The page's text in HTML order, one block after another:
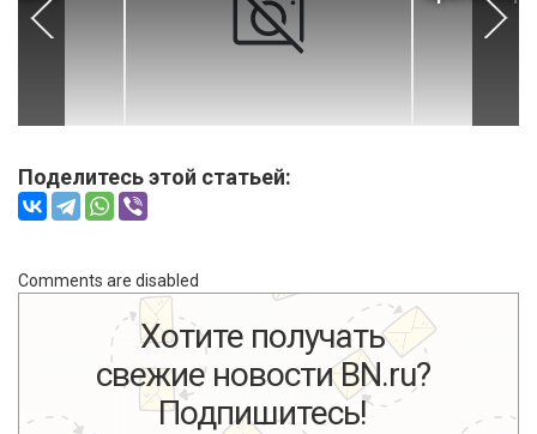
Поделитесь этой статьей:
Comments are disabled
Хотите получать
свежие новости BN.ru?
Подпишитесь!